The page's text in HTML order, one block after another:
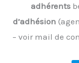
adhérents
d’adhésion
– voir mail de